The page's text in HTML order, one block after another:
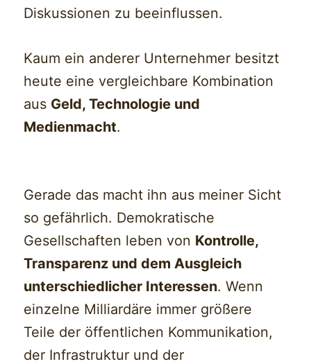
Diskussionen zu beeinflussen.
Kaum ein anderer Unternehmer besitzt
heute eine vergleichbare Kombination
aus Geld, Technologie und
Medienmacht.
Gerade das macht ihn aus meiner Sicht
so gefährlich. Demokratische
Gesellschaften leben von Kontrolle,
Transparenz und dem Ausgleich
unterschiedlicher Interessen. Wenn
einzelne Milliardäre immer größere
Teile der öffentlichen Kommunikation,
der Infrastruktur und der